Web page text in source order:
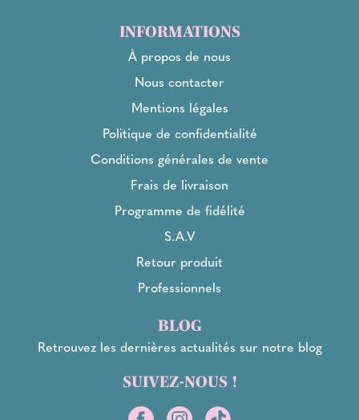
INFORMATIONS
À propos de nous
Nous contacter
Mentions légales
Politique de confidentialité
Conditions générales de vente
Frais de livraison
Programme de fidélité
S.A.V
Retour produit
Professionnels
BLOG
Retrouvez les dernières actualités sur notre blog
SUIVEZ-NOUS !